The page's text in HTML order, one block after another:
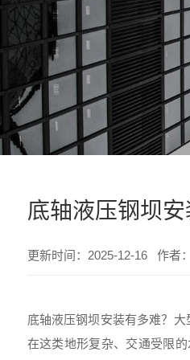
底轴液压钢坝
更新时间：2025-12-16 作
底轴液压钢坝安装有多难？
在这类地形复杂、交通受限